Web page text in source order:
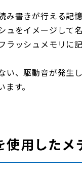
み書きが行える記
をイメージして
ラッシュメモリ
い、駆動音が発生
す。
用したメ